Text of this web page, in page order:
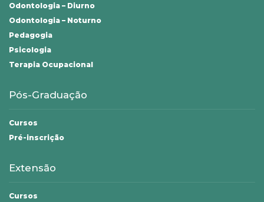
Odontologia – Diurno
Odontologia – Noturno
Pedagogia
Psicologia
Terapia Ocupacional
Pós-Graduação
Cursos
Pré-inscrição
Extensão
Cursos